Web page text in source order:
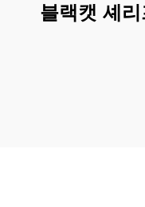
블랙캣 셰